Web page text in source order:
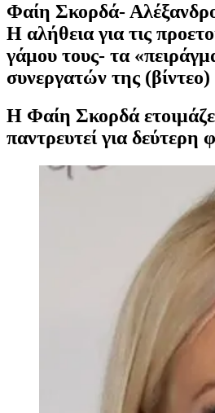
Φαίη Σκορδά-
Η αλήθεια για τις
γάμου τους- τα
συνεργατών της (βίντεο)
Η Φαίη Σκορδά
παντρευτεί για δεύτερη